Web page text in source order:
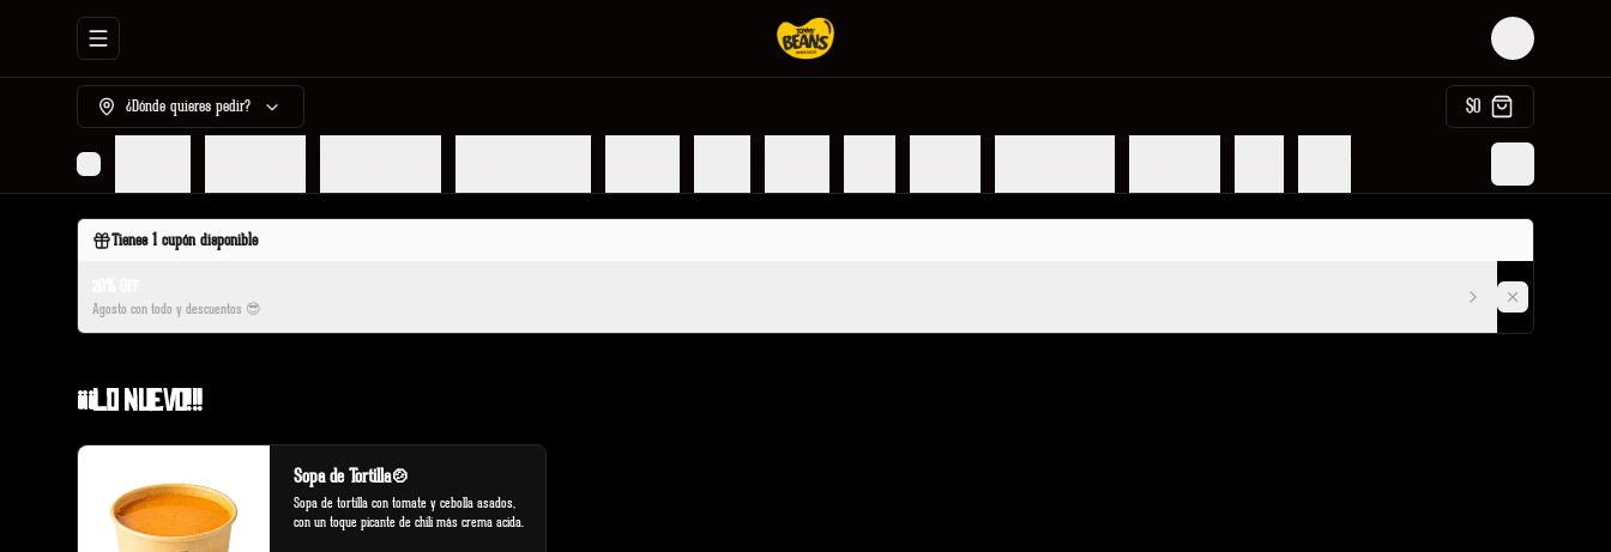
Abrir menu de navegación Login
¿Dónde quieres pedir? $0
Tienes1 cupón disponible
Agosto con todo y descuentos 😎
¡¡¡Lo Nuevo!!!
Sopa de Tortilla🍲
Sopa de tortilla con tomate y cebolla asados,
con un toque picante de chili más crema acida.